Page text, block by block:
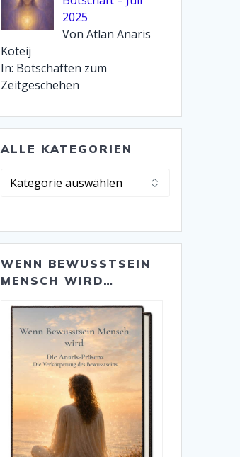
2025
Von Atlan Anaris
Koteij
In: Botschaften zum
Zeitgeschehen
ALLE KATEGORIEN
Alle
Kategorien
WENN BEWUSSTSEIN
MENSCH WIRD…